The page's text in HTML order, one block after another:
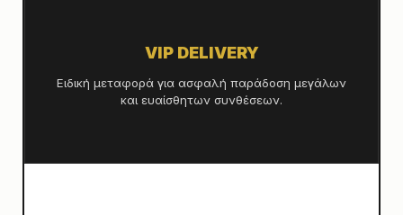
VIP DELIVERY
Ειδική μεταφορά για ασφαλή παράδοση μεγάλων
και ευαίσθητων συνθέσεων.